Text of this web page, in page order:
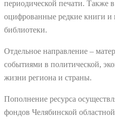
периодической печати. Также
оцифрованные редкие книги
библиотеки.
Отдельное направление –
событиями в политической,
жизни региона и страны.
Пополнение ресурса
фондов Челябинской